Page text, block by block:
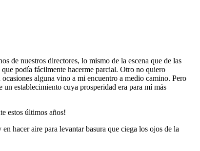
de nuestros directores, lo mismo de la escena que de las
podía fácilmente hacerme parcial. Otro no quiero
alguna vino a mi encuentro a medio camino. Pero
establecimiento cuya prosperidad era para mí más
estos últimos años!
hacer aire para levantar basura que ciega los ojos de la